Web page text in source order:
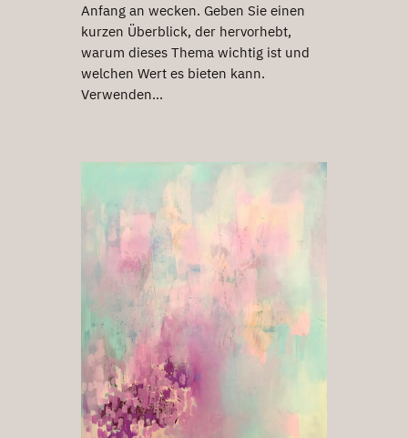
Anfang an wecken. Geben Sie einen
kurzen Überblick, der hervorhebt,
warum dieses Thema wichtig ist und
welchen Wert es bieten kann.
Verwenden…